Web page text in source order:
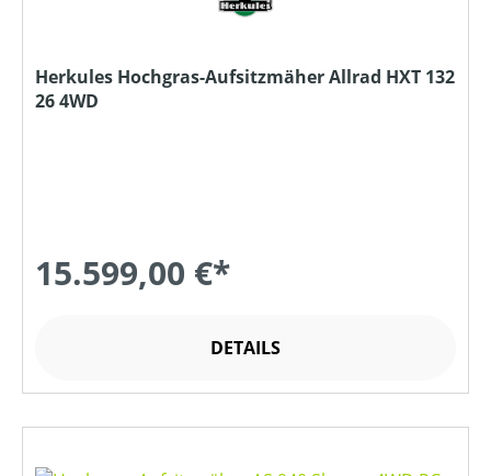
Herkules Hochgras-Aufsitzmäher Allrad HXT 132
26 4WD
15.599,00 €*
DETAILS